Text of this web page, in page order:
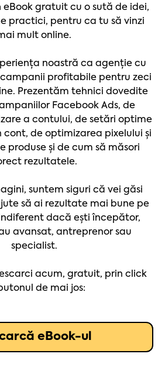
gratuit cu o sută de idei,
practici, pentru ca tu să vinzi
mult online.
noastră ca agenție cu
profitabile pentru zeci
Prezentăm tehnici dovedite
Facebook Ads, de
a contului, de setări optime
cont, de optimizarea pixelului și
produse și de cum să măsori
rezultatele.
suntem siguri că vei găsi
să ai rezultate mai bune pe
dacă ești începător,
avansat, antreprenor sau
specialist.
acum, gratuit, prin click
de mai jos:
eBook-ul